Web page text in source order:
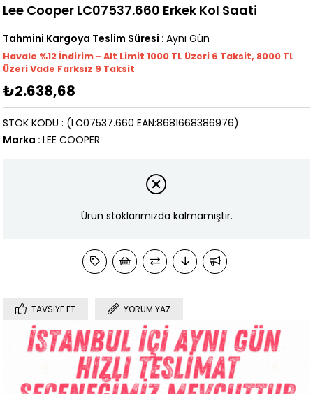
Lee Cooper LC07537.660 Erkek Kol Saati
Tahmini Kargoya Teslim Süresi : Aynı Gün
Havale %12 İndirim - Alt Limit 1000 TL Üzeri 6 Taksit, 8000 TL
Üzeri Vade Farksız 9 Taksit
₺2.638,68
(LC07537.660 EAN:8681668386976)
STOK KODU
Marka : LEE COOPER
Ürün stoklarımızda kalmamıştır.
TAVSIYE ET YORUM YAZ